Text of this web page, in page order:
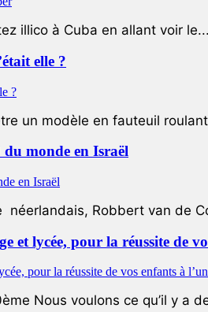
illico à Cuba en allant voir le...
elle ?
un modèle en fauteuil
monde en Israël
néerlandais, Robbert van de
et lycée, pour la réussite de
Nous voulons ce qu’il y a